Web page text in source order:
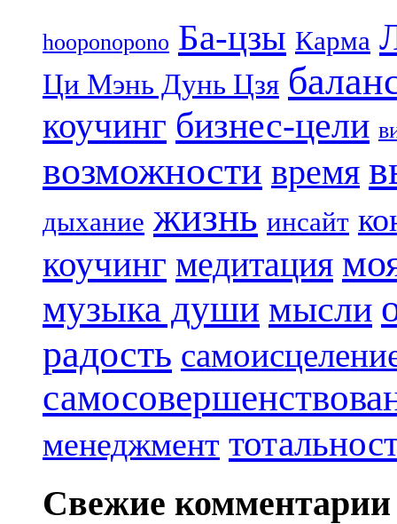
hooponopono Ба-цзы Карма
Ци Мэнь Дунь Цзя
коучинг бизнес-цели
возможности время
дыхание жизнь инсайт
коучинг медитация
музыка души мысли
радость
менеджмент
Свежие комментарии